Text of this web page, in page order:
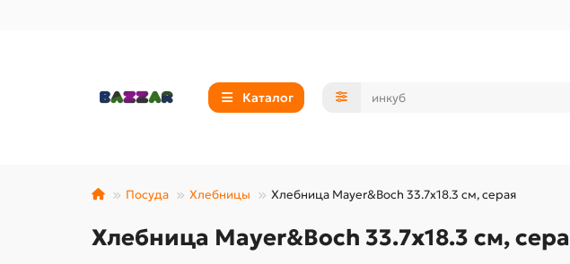
Каталог
Посуда Хлебницы Хлебница Mayer&Boch 33.7х18.3 см, серая
Хлебница Mayer&Boch 33.7х18.3 см,